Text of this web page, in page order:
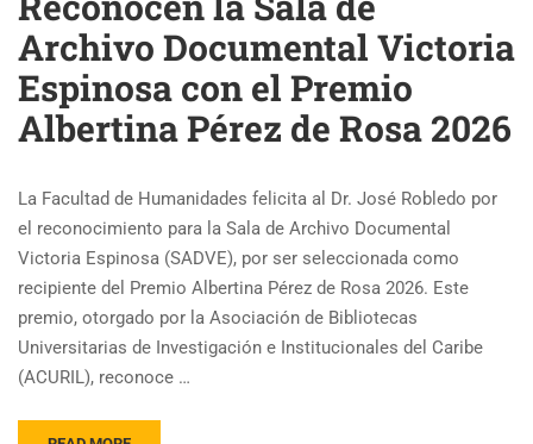
Archivo Documental Victoria
Espinosa con el Premio
Albertina Pérez de Rosa 2026
La Facultad de Humanidades felicita al Dr. José Robledo por
el reconocimiento para la Sala de Archivo Documental
Victoria Espinosa (SADVE), por ser seleccionada como
recipiente del Premio Albertina Pérez de Rosa 2026. Este
premio, otorgado por la Asociación de Bibliotecas
Universitarias de Investigación e Institucionales del Caribe
(ACURIL), reconoce …